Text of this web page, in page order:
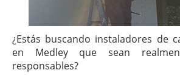
¿Estás buscando instaladores de
en Medley que sean
responsables?